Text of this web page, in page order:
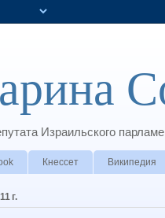
Израильского
Кнессет Википедия
г.